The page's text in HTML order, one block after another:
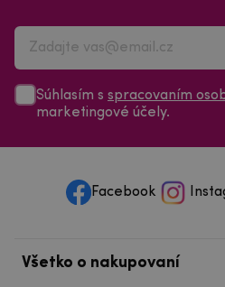
Súhlasím s spracovaním
marketingové účely.
Facebook
Všetko o nakupovaní